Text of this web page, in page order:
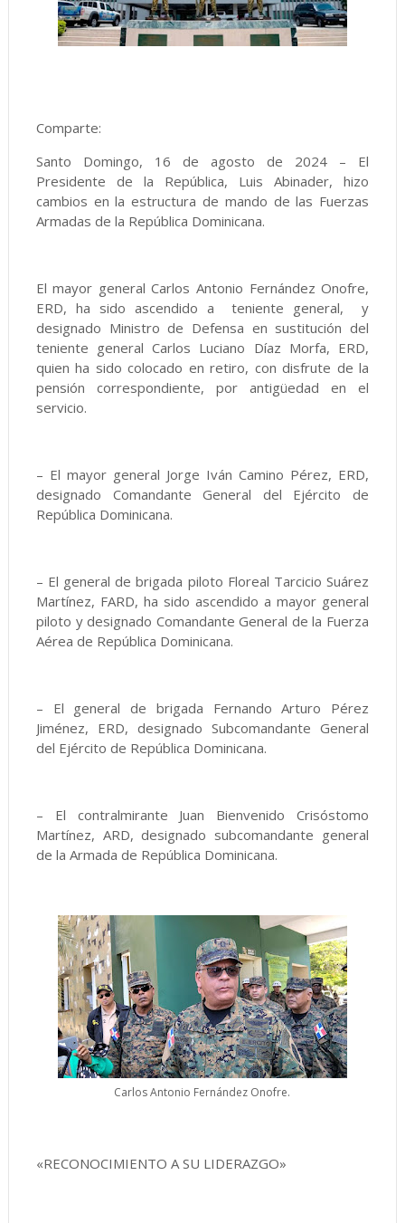
Comparte:
Santo Domingo, 16 de agosto de 2024 – El
Presidente de la República, Luis Abinader, hizo
cambios en la estructura de mando de las Fuerzas
Armadas de la República Dominicana.
El mayor general Carlos Antonio Fernández Onofre,
ERD, ha sido ascendido a teniente general, y
designado Ministro de Defensa en sustitución del
teniente general Carlos Luciano Díaz Morfa, ERD,
quien ha sido colocado en retiro, con disfrute de la
pensión correspondiente, por antigüedad en el
servicio.
– El mayor general Jorge Iván Camino Pérez, ERD,
designado Comandante General del Ejército de
República Dominicana.
– El general de brigada piloto Floreal Tarcicio Suárez
Martínez, FARD, ha sido ascendido a mayor general
piloto y designado Comandante General de la Fuerza
Aérea de República Dominicana.
– El general de brigada Fernando Arturo Pérez
Jiménez, ERD, designado Subcomandante General
del Ejército de República Dominicana.
– El contralmirante Juan Bienvenido Crisóstomo
Martínez, ARD, designado subcomandante general
de la Armada de República Dominicana.
Carlos Antonio Fernández Onofre.
«RECONOCIMIENTO A SU LIDERAZGO»